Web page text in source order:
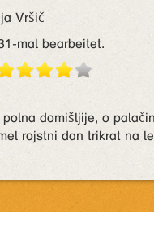
Vršič
mal bearbeitet.
domišljije, o
rojstni dan trikrat na